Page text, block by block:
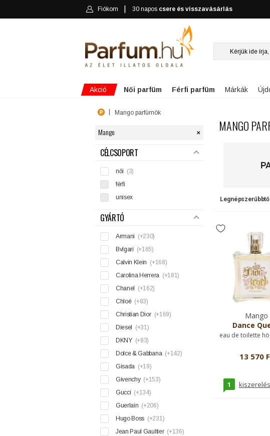
Fiókom 30 napos csere és visszavásárlás
Akció Női parfüm Férfi parfüm Márkák
Mango parfümök
Mango ×
SZŰRÉS
CÉLCSOPORT
női (3)
férfi
unisex
GYÁRTÓ
Armani (+230)
Bvlgari (+165)
Calvin Klein (+168)
Carolina Herrera (+181)
Chanel
(+162)
Chloé (+83)
Christian Dior (+169)
Diesel
(+31)
DKNY (+83)
Dolce & Gabbana (+142)
Gisada (+19)
Givenchy (+153)
Gucci (+134)
Guerlain (+206)
Hugo Boss (+231)
Jean Paul Gaultier (+136)
MANGO
Legnépszerűbbtől
Mango
Dance
eau de toilette
13 570
1 kiszerelés